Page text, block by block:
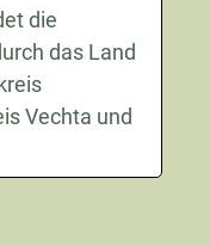
die
das Land
Vechta und